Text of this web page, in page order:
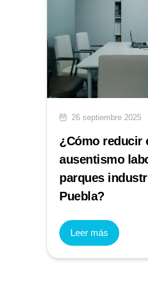
26 septiembre 2025
¿Cómo reducir
ausentismo
parques
Puebla?
Leer más